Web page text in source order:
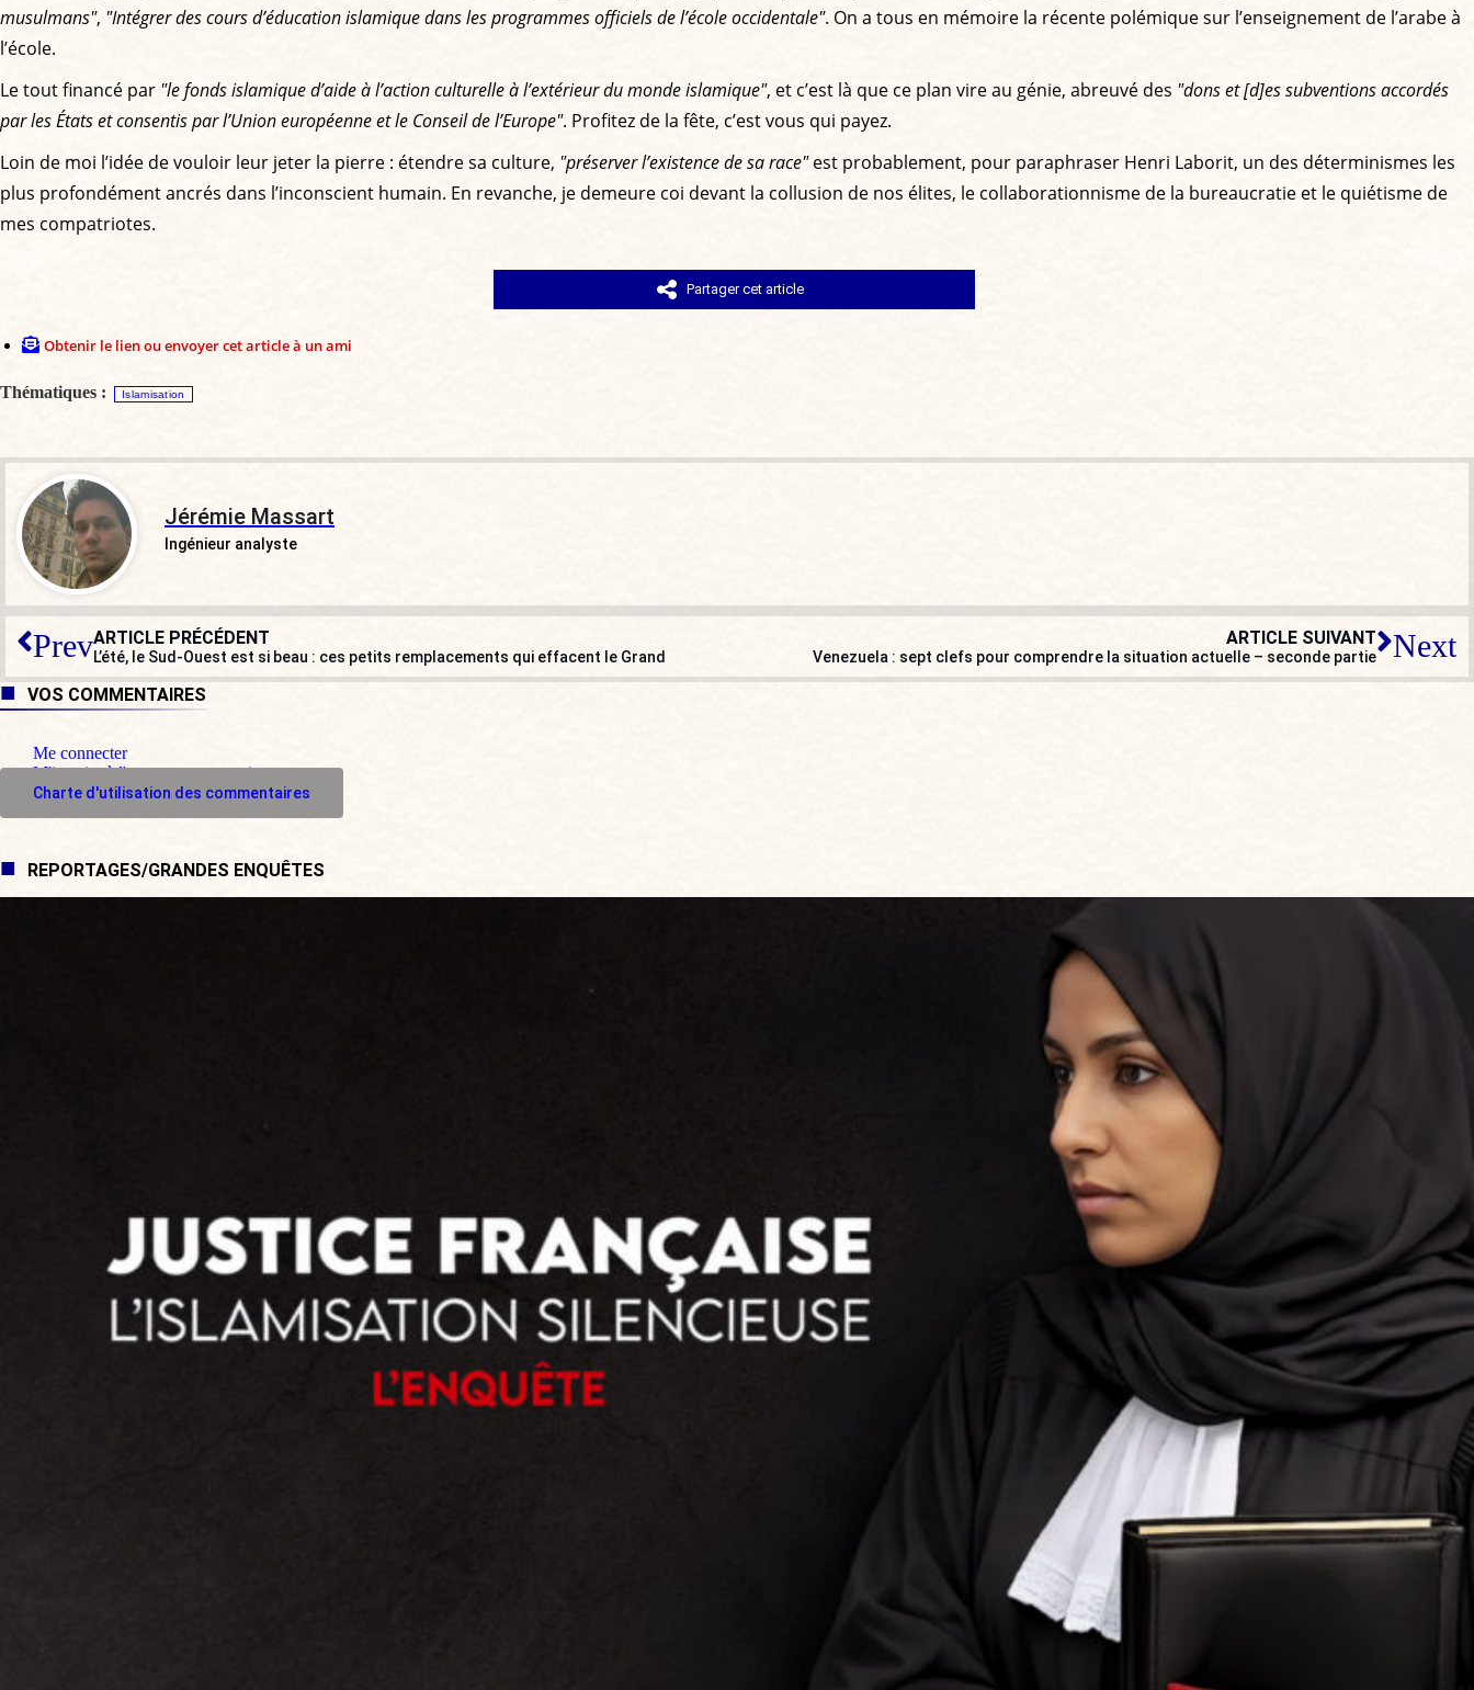
musulmans", "Intégrer des cours d’éducation islamique dans les programmes officiels de l’école occidentale". On a tous en mémoire la récente polémique sur l’enseignement de l’arabe à
l’école.
Le tout financé par "le fonds islamique d’aide à l’action culturelle à l’extérieur du monde islamique", et c’est là que ce plan vire au génie, abreuvé des "dons et [d]es subventions accordés
par les États et consentis par l’Union européenne et le Conseil de l’Europe". Profitez de la fête, c’est vous qui payez.
Loin de moi l’idée de vouloir leur jeter la pierre : étendre sa culture, "préserver l’existence de sa race"est probablement, pour paraphraser Henri Laborit, un des déterminismes les
plus profondément ancrés dans l’inconscient humain. En revanche, je demeure coi devant la collusion de nos élites, le collaborationnisme de la bureaucratie et le quiétisme de
mes compatriotes.
Partager cet article
Obtenir le lien ou envoyer cet article à un ami
Thématiques : Islamisation
Jérémie Massart
Ingénieur analyste
PrevARTICLE PRÉCÉDENT
L’été, le Sud-Ouest est si beau : ces petits remplacements qui effacent le Grand
ARTICLE SUIVANT
Venezuela : sept clefs pour comprendre la situation actuelle – seconde partie Next
VOS COMMENTAIRES
Me connecter
M'inscrire à l'espace commentaire
Charte d'utilisation des commentaires
REPORTAGES/GRANDES ENQUÊTES